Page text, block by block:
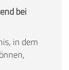
bei
in dem